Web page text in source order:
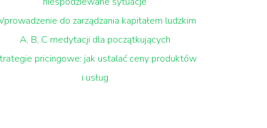
do zarządzania kapitałem ludzkim
A, B, C medytacji dla początkujących
pricingowe: jak ustalać ceny produktów
i usług